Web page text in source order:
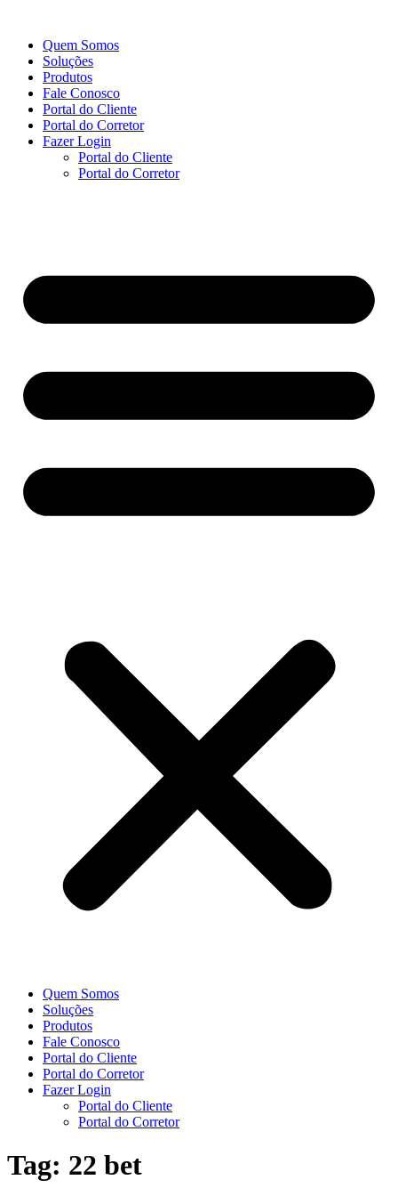
conteúdo
Quem Somos
Soluções
Produtos
Fale Conosco
Portal do Cliente
Portal do Corretor
Fazer Login
Portal do Cliente
Portal do Corretor
Quem Somos
Soluções
Produtos
Fale Conosco
Portal do Cliente
Portal do Corretor
Fazer Login
Portal do Cliente
Portal do Corretor
Tag: 22 bet